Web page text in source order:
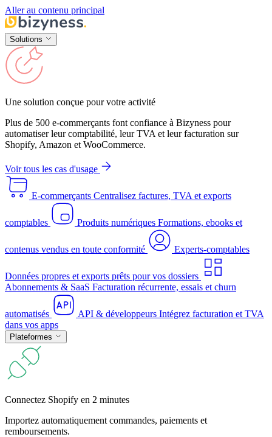
Aller au contenu principal
Solutions
Une solution conçue pour votre activité
Plus de 500 e-commerçants font confiance à Bizyness pour
automatiser leur comptabilité, leur TVA et leur facturation sur
Shopify, Amazon et WooCommerce.
Voir tous les cas d'usage
E-commerçants Centralisez factures, TVA et exports
comptables Produits numériques Formations, ebooks et
contenus vendus en toute conformité Experts-comptables
Données propres et exports prêts pour vos dossiers
Abonnements & SaaS Facturation récurrente, essais et churn
automatisés API & développeurs Intégrez facturation et TVA
dans vos apps
Plateformes
Connectez Shopify en 2 minutes
Importez automatiquement commandes, paiements et
remboursements.